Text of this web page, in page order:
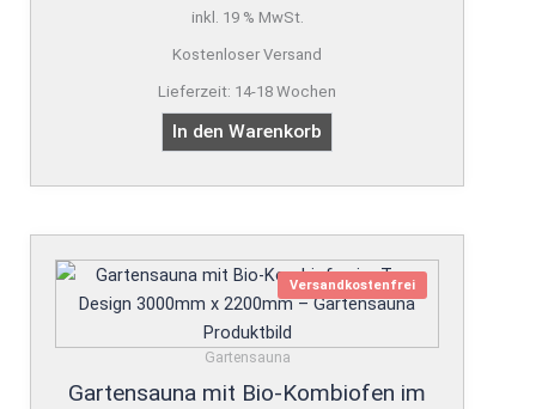
inkl. 19 % MwSt.
Kostenloser Versand
Lieferzeit: 14-18 Wochen
In den Warenkorb
Versandkostenfrei
Gartensauna
Gartensauna mit Bio-Kombiofen im